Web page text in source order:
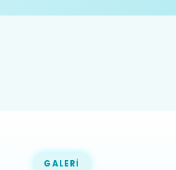
GALERI